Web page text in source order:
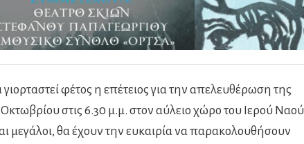
φέτος η επέτειος για την απελευθέρωση της
στις 6.30 μ.μ. στον αύλειο χώρο του Ιερού Ναού
μεγάλοι, θα έχουν την ευκαιρία να παρακολουθήσουν